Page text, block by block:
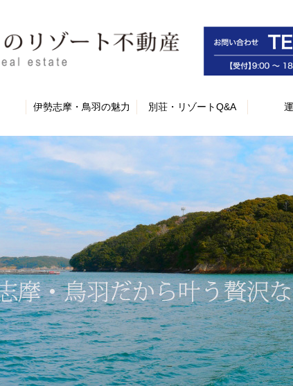
伊勢志摩・鳥羽の魅力 別荘・リゾートQ&A